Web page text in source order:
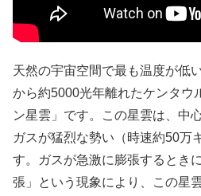
天然の宇宙空間で最も温度が低
から約5000光年離れたケンタウ
ン星雲」です。この星雲は、中
ガスが猛烈な勢い（時速約50万
す。ガスが急激に膨張するとき
張」という現象により、この星